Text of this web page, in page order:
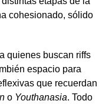
cohesionado, sólido
quienes buscan riffs
espacio para
que recuerdan
o Youthanasia. Todo